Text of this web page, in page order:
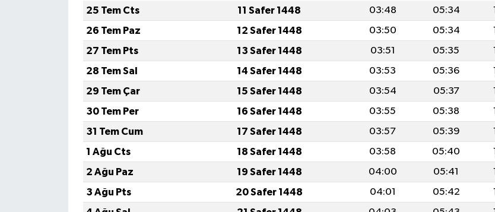
25 Tem Cts
11 Safer 1448 03:48 05:34
26 Tem Paz
12 Safer 1448 03:50 05:34
27 Tem Pts
13 Safer 1448 03:51 05:35
28 Tem Sal
14 Safer 1448 03:53 05:36
29 Tem Çar
15 Safer 1448 03:54 05:37
30 Tem Per
16 Safer 1448 03:55 05:38
31 Tem Cum
17 Safer 1448 03:57 05:39
1 Ağu Cts
18 Safer 1448 03:58 05:40
2 Ağu Paz
19 Safer 1448 04:00 05:41
3 Ağu Pts
20 Safer 1448 04:01 05:42